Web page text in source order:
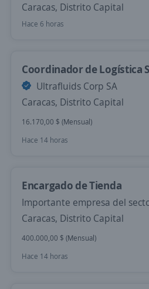
Caracas, Distrito Capital
Hace 6 horas
Coordinador de Logística
Ultrafluids Corp SA
Caracas, Distrito Capital
16.170,00 $ (Mensual)
Hace 14 horas
Encargado de Tienda
Importante empresa del
Caracas, Distrito Capital
400.000,00 $ (Mensual)
Hace 14 horas